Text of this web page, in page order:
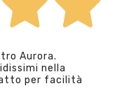
Aurora.
nella
per facilità